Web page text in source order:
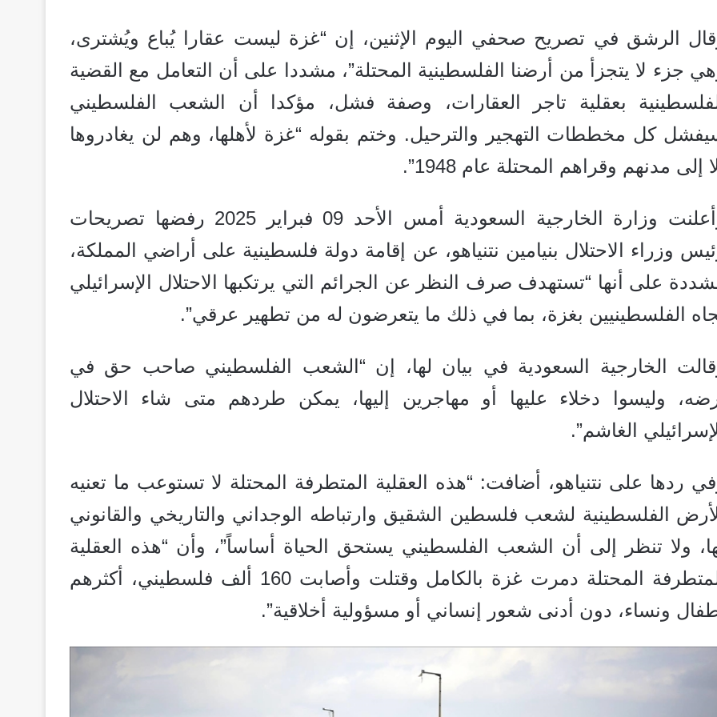
الرشق في تصريح صحفي اليوم الإثنين، إن “غزة ليست عقارا يُباع ويُشترى،
جزء لا يتجزأ من أرضنا الفلسطينية المحتلة”، مشددا على أن التعامل مع القضية
بعقلية تاجر العقارات، وصفة فشل، مؤكدا أن الشعب الفلسطيني
كل مخططات التهجير والترحيل. وختم بقوله “غزة لأهلها، وهم لن يغادروها
إلى مدنهم وقراهم المحتلة عام 1948”.
وأعلنت وزارة الخارجية السعودية أمس الأحد 09 فبراير 2025 رفضها تصريحات
وزراء الاحتلال بنيامين نتنياهو، عن إقامة دولة فلسطينية على أراضي المملكة،
على أنها “تستهدف صرف النظر عن الجرائم التي يرتكبها الاحتلال الإسرائيلي
الفلسطينيين بغزة، بما في ذلك ما يتعرضون له من تطهير عرقي”.
الخارجية السعودية في بيان لها، إن “الشعب الفلسطيني صاحب حق في
وليسوا دخلاء عليها أو مهاجرين إليها، يمكن طردهم متى شاء الاحتلال
الغاشم”.
ردها على نتنياهو، أضافت: “هذه العقلية المتطرفة المحتلة لا تستوعب ما تعنيه
الفلسطينية لشعب فلسطين الشقيق وارتباطه الوجداني والتاريخي والقانوني
ولا تنظر إلى أن الشعب الفلسطيني يستحق الحياة أساساً”، وأن “هذه العقلية
المتطرفة المحتلة دمرت غزة بالكامل وقتلت وأصابت 160 ألف فلسطيني، أكثرهم
ونساء، دون أدنى شعور إنساني أو مسؤولية أخلاقية”.